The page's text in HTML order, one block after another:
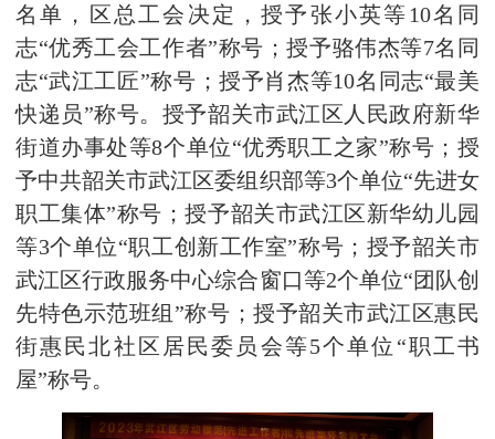
名单，区总工会决定，授予张小英等10名同
志“优秀工会工作者”称号；授予骆伟杰等7名同
志“武江工匠”称号；授予肖杰等10名同志“最美
快递员”称号。授予韶关市武江区人民政府新华
街道办事处等8个单位“优秀职工之家”称号；授
予中共韶关市武江区委组织部等3个单位“先进女
职工集体”称号；授予韶关市武江区新华幼儿园
等3个单位“职工创新工作室”称号；授予韶关市
武江区行政服务中心综合窗口等2个单位“团队创
先特色示范班组”称号；授予韶关市武江区惠民
街惠民北社区居民委员会等5个单位“职工书
屋”称号。